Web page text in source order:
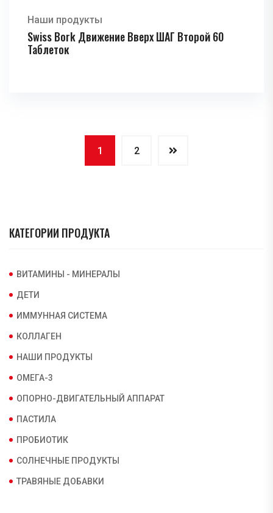
Наши продукты
Swiss Bork Движение Вверх ШАГ Второй 60
Таблеток
1 2
КАТЕГОРИИ ПРОДУКТА
ВИТАМИНЫ - МИНЕРАЛЫ
ДЕТИ
ИММУННАЯ СИСТЕМА
КОЛЛАГЕН
НАШИ ПРОДУКТЫ
ОМЕГА-3
ОПОРНО-ДВИГАТЕЛЬНЫЙ АППАРАТ
ПАСТИЛА
ПРОБИОТИК
СОЛНЕЧНЫЕ ПРОДУКТЫ
ТРАВЯНЫЕ ДОБАВКИ